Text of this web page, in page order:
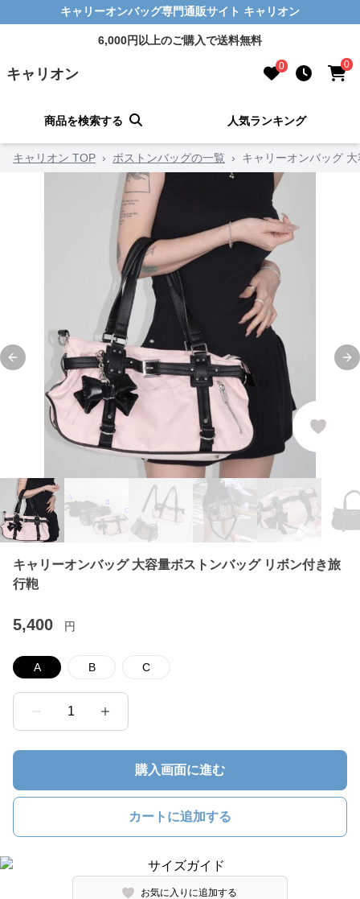
キャリーオンバッグ専門通販サイト キャリオン
6,000円以上のご購入で送料無料
キャリオン 0 0
商品を検索する 人気ランキング
キャリオン TOP › ボストンバッグの一覧 › キャリーオンバッグ
Previous slide
キャリーオンバッグ 大容量ボストンバッグ リボン付き旅
行鞄
5,400 円
A B C
1
購入画面に進む
カートに追加する
お気に入りに追加する